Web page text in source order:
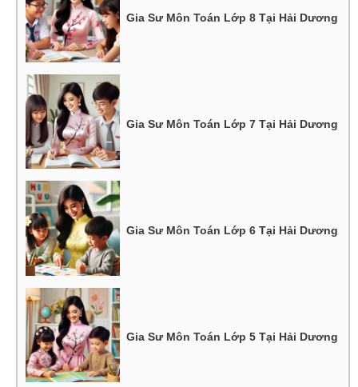
Gia Sư Môn Toán Lớp 8 Tại Hải Dương
Gia Sư Môn Toán Lớp 7 Tại Hải Dương
Gia Sư Môn Toán Lớp 6 Tại Hải Dương
Gia Sư Môn Toán Lớp 5 Tại Hải Dương